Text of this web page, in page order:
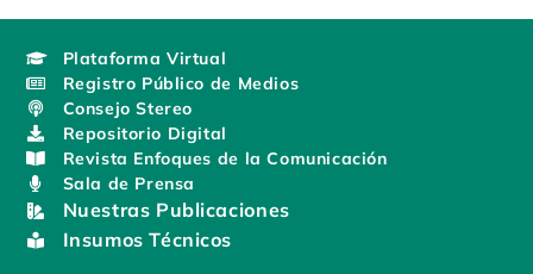
Plataforma Virtual
Registro Público de Medios
Consejo Stereo
Repositorio Digital
Revista Enfoques de la Comunicación
Sala de Prensa
Nuestras Publicaciones
Insumos Técnicos